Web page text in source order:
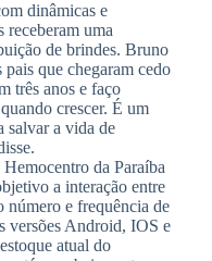
dinâmicas e
receberam uma
de brindes. Bruno
que chegaram cedo
três anos e faço
crescer. É um
salvar a vida de
da Paraíba
a interação entre
número e frequência de
versões Android, IOS e
atual do